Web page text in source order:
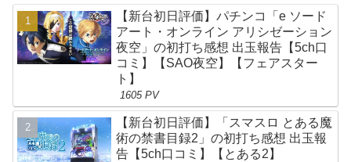
【新台初日評価】パチンコ「e ソード
アート・オンライン アリシゼーション
夜空」の初打ち感想 出玉報告【5ch口
コミ】【SAO夜空】【フェアスター
ト】
1605 PV
【新台初日評価】「スマスロ とある魔
術の禁書目録2」の初打ち感想 出玉報
告【5ch口コミ】【とある2】